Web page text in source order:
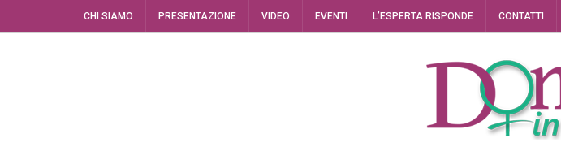
CHI SIAMO PRESENTAZIONE VIDEO EVENTI L’ESPERTA RISPONDE CONTATTI